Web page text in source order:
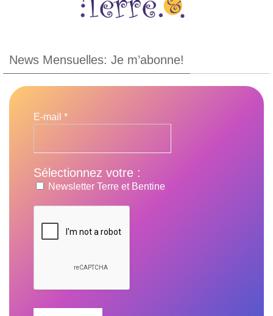
News Mensuelles: Je m’abonne!
E-mail *
Sélectionnez votre :
Newsletter Terre et Bentine